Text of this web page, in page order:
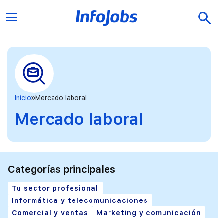
Inicio Mercado laboral
Mercado laboral
Categorías principales
Tu sector profesional
Informática y telecomunicaciones
Comercial y ventas
Marketing y comunicación